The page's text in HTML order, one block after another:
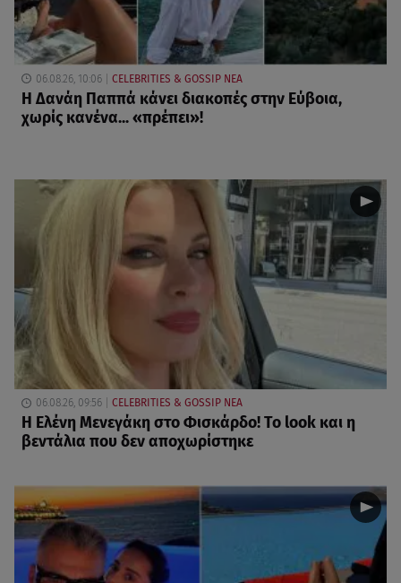
06.08.26, 10:06 CELEBRITIES & GOSSIP ΝΕΑ
Η Δανάη Παππά κάνει διακοπές στην Εύβοια,
χωρίς κανένα... «πρέπει»!
06.08.26, 09:56 CELEBRITIES & GOSSIP ΝΕΑ
Η Ελένη Μενεγάκη στο Φισκάρδο! Το look και η
βεντάλια που δεν αποχωρίστηκε